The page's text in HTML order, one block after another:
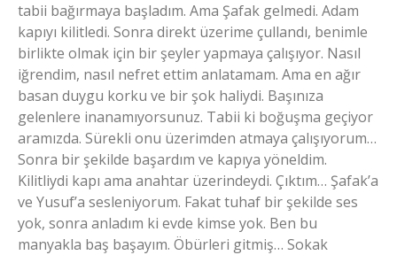
tabii bağırmaya başladım. Ama Şafak gelmedi. Adam
kapıyı kilitledi. Sonra direkt üzerime çullandı, benimle
birlikte olmak için bir şeyler yapmaya çalışıyor. Nasıl
iğrendim, nasıl nefret ettim anlatamam. Ama en ağır
basan duygu korku ve bir şok haliydi. Başınıza
gelenlere inanamıyorsunuz. Tabii ki boğuşma geçiyor
aramızda. Sürekli onu üzerimden atmaya çalışıyorum…
Sonra bir şekilde başardım ve kapıya yöneldim.
Kilitliydi kapı ama anahtar üzerindeydi. Çıktım… Şafak’a
ve Yusuf’a sesleniyorum. Fakat tuhaf bir şekilde ses
yok, sonra anladım ki evde kimse yok. Ben bu
manyakla baş başayım. Öbürleri gitmiş… Sokak